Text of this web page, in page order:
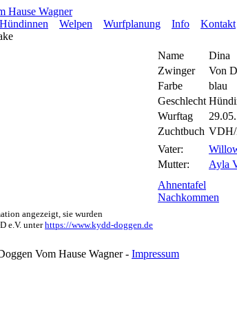
Hündinnen Welpen Wurfplanung Info Kontakt
Name
Dina
Zwinger
Von
Farbe
blau
Geschlecht
Wurftag
Zuchtbuch VDH/
Vater:
Mutter:
Ayla
Ahnentafel
Nachkommen
angezeigt, sie wurden
e.V. unterhttps://www.kydd-doggen.de
Vom Hause Wagner - Impressum